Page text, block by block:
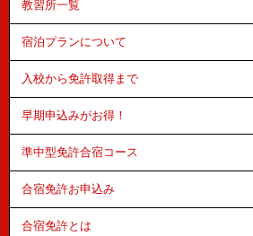
教習所一覧
宿泊プランについて
入校から免許取得まで
早期申込みがお得！
準中型免許合宿コース
合宿免許お申込み
合宿免許とは